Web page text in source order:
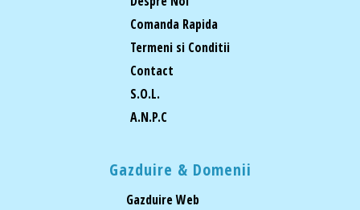
Comanda Rapida
Termeni si Conditii
Contact
S.O.L.
A.N.P.C
Gazduire & Domenii
Gazduire Web